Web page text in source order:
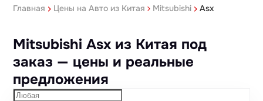
Главная Цены на Авто из Китая Mitsubishi Asx
Mitsubishi Asx из Китая под
заказ — цены и реальные
предложения